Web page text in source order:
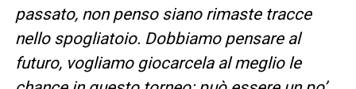
passato, non penso siano rimaste tracce
nello spogliatoio. Dobbiamo pensare al
futuro, vogliamo giocarcela al meglio le